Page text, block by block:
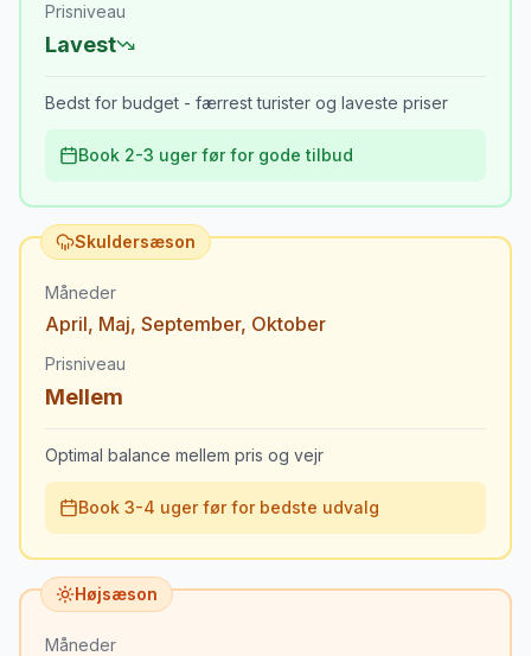
Prisniveau
Lavest
Bedst for budget - færrest turister og laveste priser
Book 2-3 uger før for gode tilbud
Skuldersæson
Måneder
April, Maj, September, Oktober
Prisniveau
Mellem
Optimal balance mellem pris og vejr
Book 3-4 uger før for bedste udvalg
Højsæson
Måneder